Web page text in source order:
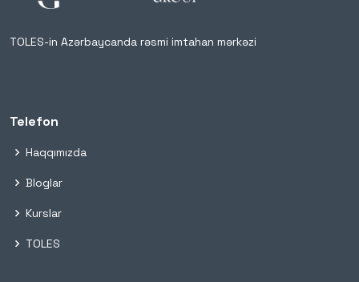
TOLES-in Azərbaycanda rəsmi imtahan mərkəzi
Telefon
Haqqımızda
Bloglar
Kurslar
TOLES